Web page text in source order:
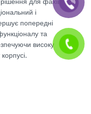
і
попередні
та
високу